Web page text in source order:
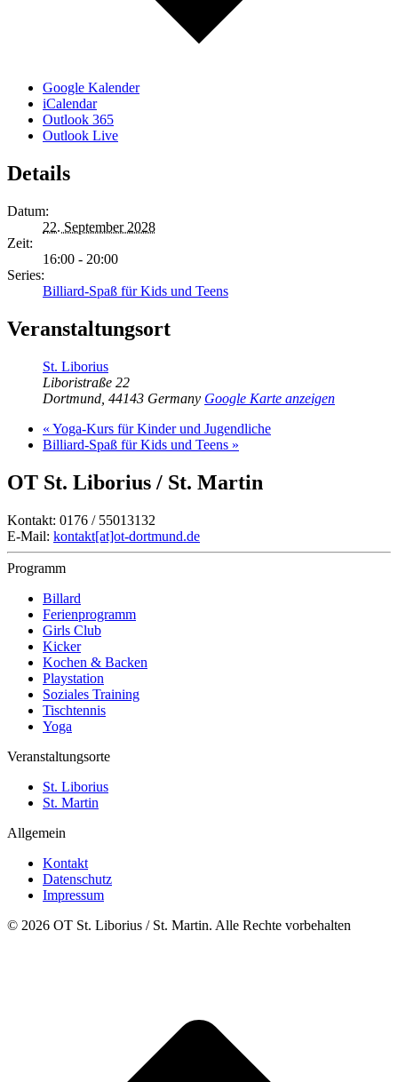
Google Kalender
iCalendar
Outlook 365
Outlook Live
Details
Datum:
22. September 2028
Zeit:
16:00 - 20:00
Series:
Billiard-Spaß für Kids und Teens
Veranstaltungsort
St. Liborius
Liboristraße 22
Dortmund 44143 Germany Google Karte anzeigen
« Yoga-Kurs für Kinder und Jugendliche
Billiard-Spaß für Kids und Teens »
OT St. Liborius / St. Martin
Kontakt: 0176 / 55013132
E-Mail: kontakt[at]ot-dortmund.de
Programm
Billard
Ferienprogramm
Girls Club
Kicker
Kochen & Backen
Playstation
Soziales Training
Tischtennis
Yoga
Veranstaltungsorte
St. Liborius
St. Martin
Allgemein
Kontakt
Datenschutz
Impressum
© 2026 OT St. Liborius / St. Martin. Alle Rechte vorbehalten